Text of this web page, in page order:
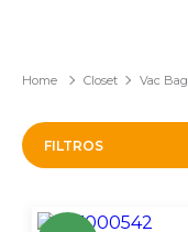
Closet Vac Bag
FILTROS